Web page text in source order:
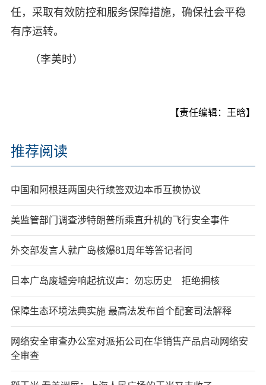
任，采取有效防控和服务保障措施，确保社会平稳
有序运转。
（李美时）
【责任编辑：王晗】
推荐阅读
中国和阿根廷两国央行续签双边本币互换协议
美监管部门调查涉特朗普所乘直升机的飞行安全事件
外交部发言人就广岛核爆81周年等答记者问
日本广岛废墟旁响起抗议声：勿忘历史 拒绝拥核
保障生态环境法典实施 最高法发布首个配套司法解释
网络安全审查办公室对派拓公司在华销售产品启动网络安
全审查